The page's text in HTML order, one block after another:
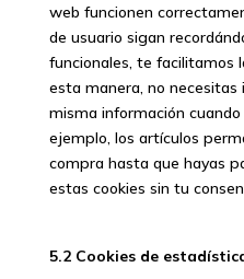
web funcionen
de usuario sigan
funcionales, te facilitamos
esta manera, no
misma información
ejemplo, los artículos
compra hasta que hayas
estas cookies sin tu
5.2 Cookies de